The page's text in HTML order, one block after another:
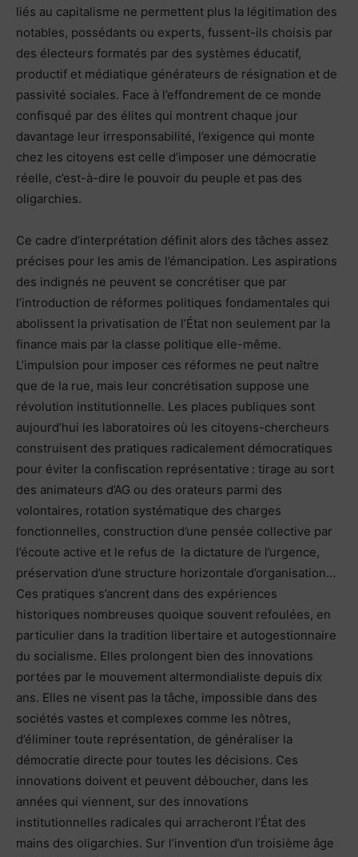
liés au capitalisme ne permettent plus la légitimation des
notables, possédants ou experts, fussent-ils choisis par
des électeurs formatés par des systèmes éducatif,
productif et médiatique générateurs de résignation et de
passivité sociales. Face à l’effondrement de ce monde
confisqué par des élites qui montrent chaque jour
davantage leur irresponsabilité, l’exigence qui monte
chez les citoyens est celle d’imposer une démocratie
réelle, c’est-à-dire le pouvoir du peuple et pas des
oligarchies.
Ce cadre d’interprétation définit alors des tâches assez
précises pour les amis de l’émancipation. Les aspirations
des indignés ne peuvent se concrétiser que par
l’introduction de réformes politiques fondamentales qui
abolissent la privatisation de l’État non seulement par la
finance mais par la classe politique elle-même.
L’impulsion pour imposer ces réformes ne peut naître
que de la rue, mais leur concrétisation suppose une
révolution institutionnelle. Les places publiques sont
aujourd’hui les laboratoires où les citoyens-chercheurs
construisent des pratiques radicalement démocratiques
pour éviter la confiscation représentative : tirage au sort
des animateurs d’AG ou des orateurs parmi des
volontaires, rotation systématique des charges
fonctionnelles, construction d’une pensée collective par
l’écoute active et le refus de la dictature de l’urgence,
préservation d’une structure horizontale d’organisation…
Ces pratiques s’ancrent dans des expériences
historiques nombreuses quoique souvent refoulées, en
particulier dans la tradition libertaire et autogestionnaire
du socialisme. Elles prolongent bien des innovations
portées par le mouvement altermondialiste depuis dix
ans. Elles ne visent pas la tâche, impossible dans des
sociétés vastes et complexes comme les nôtres,
d’éliminer toute représentation, de généraliser la
démocratie directe pour toutes les décisions. Ces
innovations doivent et peuvent déboucher, dans les
années qui viennent, sur des innovations
institutionnelles radicales qui arracheront l’État des
mains des oligarchies. Sur l’invention d’un troisième âge